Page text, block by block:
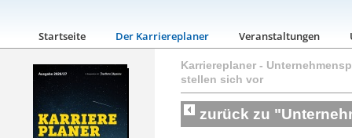
Startseite Der Karriereplaner Veranstaltungen
Karriereplaner -
stellen sich vor
zurück zu